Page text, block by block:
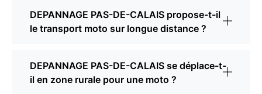
DEPANNAGE PAS-DE-CALAIS propose-t-il
le transport moto sur longue distance ?
DEPANNAGE PAS-DE-CALAIS se déplace-t-
il en zone rurale pour une moto ?